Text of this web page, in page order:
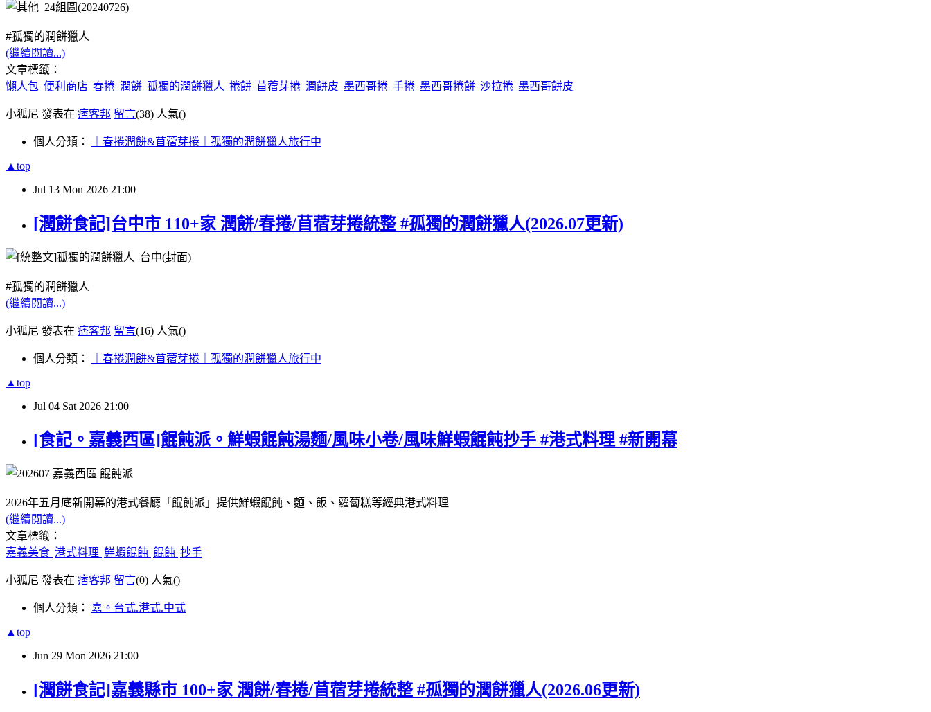
#孤獨的潤餅獵人
(繼續閱讀...)
文章標籤：
懶人包 便利商店 春捲 潤餅 孤獨的潤餅獵人 捲餅 苜蓿芽捲 潤餅皮 墨西哥捲 手捲 墨西哥捲餅 沙拉捲 墨西哥餅皮
小狐尼 發表在 痞客邦 留言(38) 人氣()
個人分類： ｜春捲潤餅&苜蓿芽捲｜孤獨的潤餅獵人旅行中
▲top
Jul 13 Mon 2026 21:00
[潤餅食記]台中市 110+家 潤餅/春捲/苜蓿芽捲統整 #孤獨的潤餅獵人(2026.07更新)
#孤獨的潤餅獵人
(繼續閱讀...)
小狐尼 發表在 痞客邦 留言(16) 人氣()
個人分類： ｜春捲潤餅&苜蓿芽捲｜孤獨的潤餅獵人旅行中
▲top
Jul 04 Sat 2026 21:00
[食記。嘉義西區]餛飩派。鮮蝦餛飩湯麵/風味小卷/風味鮮蝦餛飩抄手 #港式料理 #新開幕
2026年五月底新開幕的港式餐廳「餛飩派」 提供鮮蝦餛飩、麵、飯、蘿蔔糕等經典港式料理
(繼續閱讀...)
文章標籤：
嘉義美食 港式料理 鮮蝦餛飩 餛飩 抄手
小狐尼 發表在 痞客邦 留言(0) 人氣()
個人分類： 嘉。台式.港式.中式
▲top
Jun 29 Mon 2026 21:00
[潤餅食記]嘉義縣市 100+家 潤餅/春捲/苜蓿芽捲統整 #孤獨的潤餅獵人(2026.06更新)